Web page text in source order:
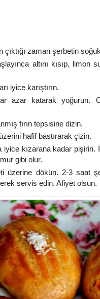
çıktığı zaman şerbetin
altını kısıp, limon
iyice karıştırın.
azar katarak yoğurun.
fırın tepsisine dizin.
hafif bastırarak çizin.
iyice kızarana kadar
gibi olur.
üzerine dökün. 2-3 saat
servis edin. Afiyet olsun.